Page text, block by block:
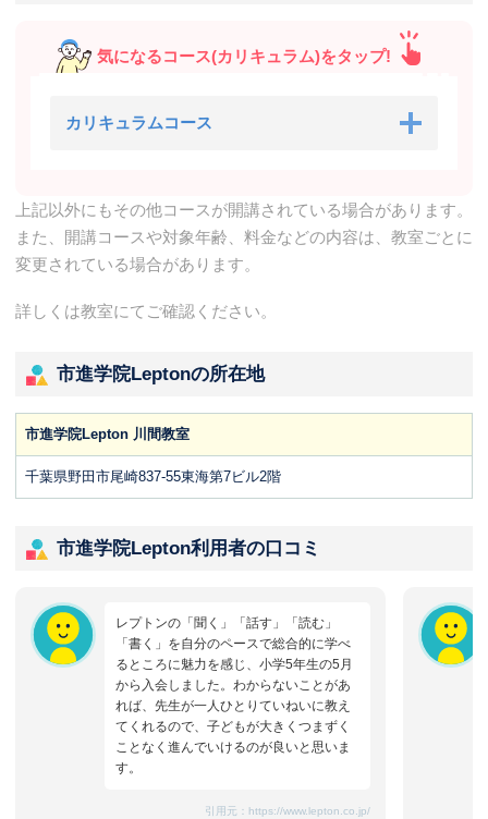
気になるコース(カリキュラム)をタップ!
カリキュラムコース
上記以外にもその他コースが開講されている場合があります。
また、開講コースや対象年齢、料金などの内容は、教室ごとに
変更されている場合があります。
詳しくは教室にてご確認ください。
市進学院Leptonの所在地
市進学院Lepton 川間教室
千葉県野田市尾崎837-55東海第7ビル2階
市進学院Lepton利用者の口コミ
レプトンの「聞く」「話す」「読む」
「書く」を自分のペースで総合的に学べ
るところに魅力を感じ、小学5年生の5月
から入会しました。わからないことがあ
れば、先生が一人ひとりていねいに教え
てくれるので、子どもが大きくつまずく
ことなく進んでいけるのが良いと思いま
す。
引用元： https://www.lepton.co.jp/